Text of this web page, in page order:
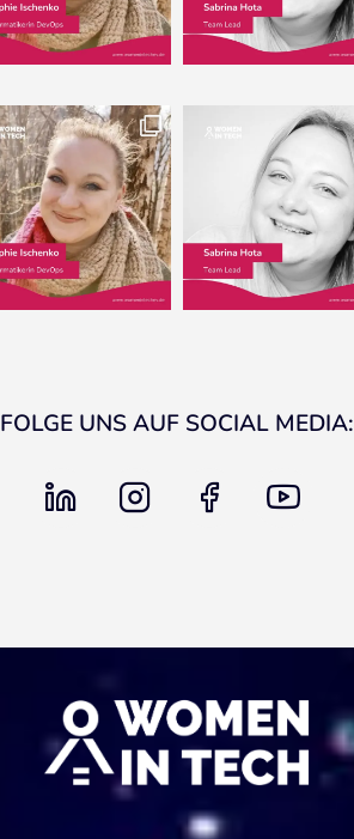
FOLGE UNS AUF SOCIAL MEDIA:
linkedin instagram